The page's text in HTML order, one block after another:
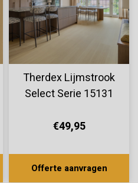
Therdex Lijmstrook
Select Serie 15131
€49,95
Offerte aanvragen